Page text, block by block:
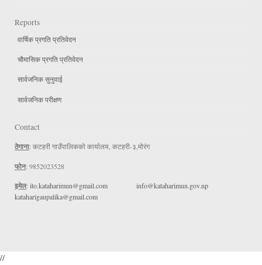
Reports
वार्षिक प्रगति प्रतिवेदन
चौमासिक प्रगति प्रतिवेदन
सार्वजनिक सुनुवाई
सार्वजनिक परीक्षण
Contact
ठेगाना: कटहरी गाउँपालिकको कार्यालय, कटहरी-३,मोरंग
फोन: 9852023528
इमेल: ito.kataharimun@gmail.com
info@kataharimun.gov.np
kataharigaupalika@gmail.com
//